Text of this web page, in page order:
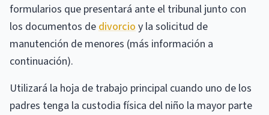
formularios que presentará ante el tribunal junto con
los documentos dedivorcioy la solicitud de
manutención de menores (más información a
continuación).
Utilizará la hoja de trabajo principal cuando uno de los
padres tenga la custodia física del niño la mayor parte